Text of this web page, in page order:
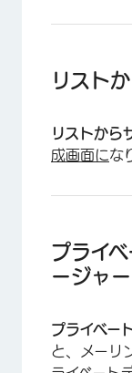
リスト
リストから
成画面にな
プライ
ージャー
プライベー
と、メーリ